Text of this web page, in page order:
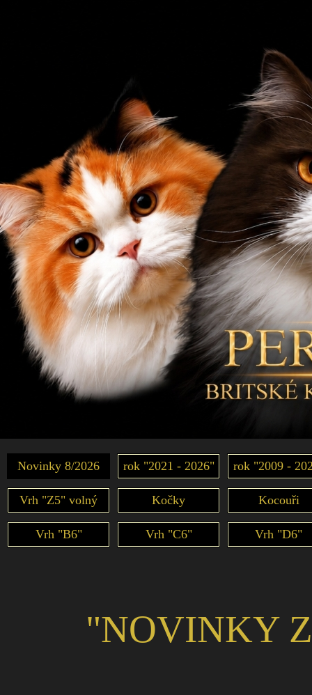
Novinky 8/2026 rok "2021 - 2026" rok "2009 -
Vrh "Z5" volný Kočky Kocouři
Vrh "B6" Vrh "C6" Vrh "D6"
"NOVINKY